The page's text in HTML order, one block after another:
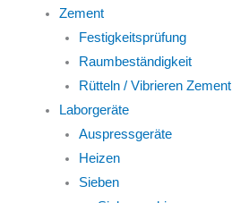
Zement
Festigkeitsprüfung
Raumbeständigkeit
Rütteln / Vibrieren Zement
Laborgeräte
Auspressgeräte
Heizen
Sieben